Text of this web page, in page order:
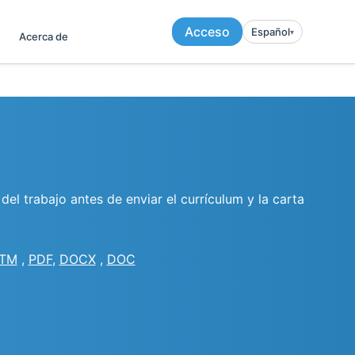
Acerca de Acceso Español▾︎
trabajo antes de enviar el currículum y la carta
, PDF, DOCX, DOC